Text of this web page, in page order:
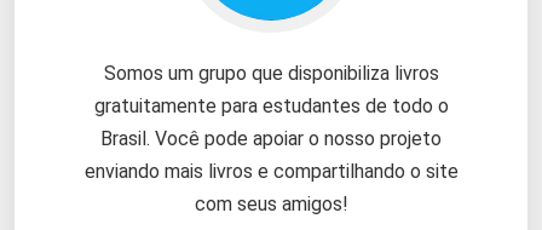
Somos um grupo que disponibiliza livros
gratuitamente para estudantes de todo o
Brasil. Você pode apoiar o nosso projeto
enviando mais livros e compartilhando o site
com seus amigos!